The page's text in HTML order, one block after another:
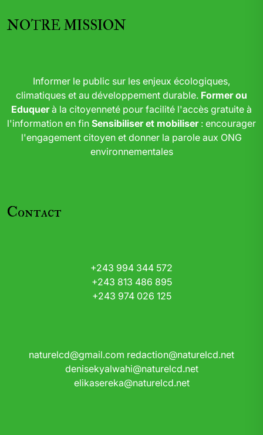
NOTRE MISSION
Informer le public sur les enjeux écologiques,
climatiques et au développement durable. Former ou
Eduquerà la citoyenneté pour facilité l'accès gratuite à
l'information en fin Sensibiliser et mobiliser: encourager
l'engagement citoyen et donner la parole aux ONG
environnementales
Contact
+243 994 344 572
+243 813 486 895
+243 974 026 125
naturelcd@gmail.com redaction@naturelcd.net
denisekyalwahi@naturelcd.net
elikasereka@naturelcd.net